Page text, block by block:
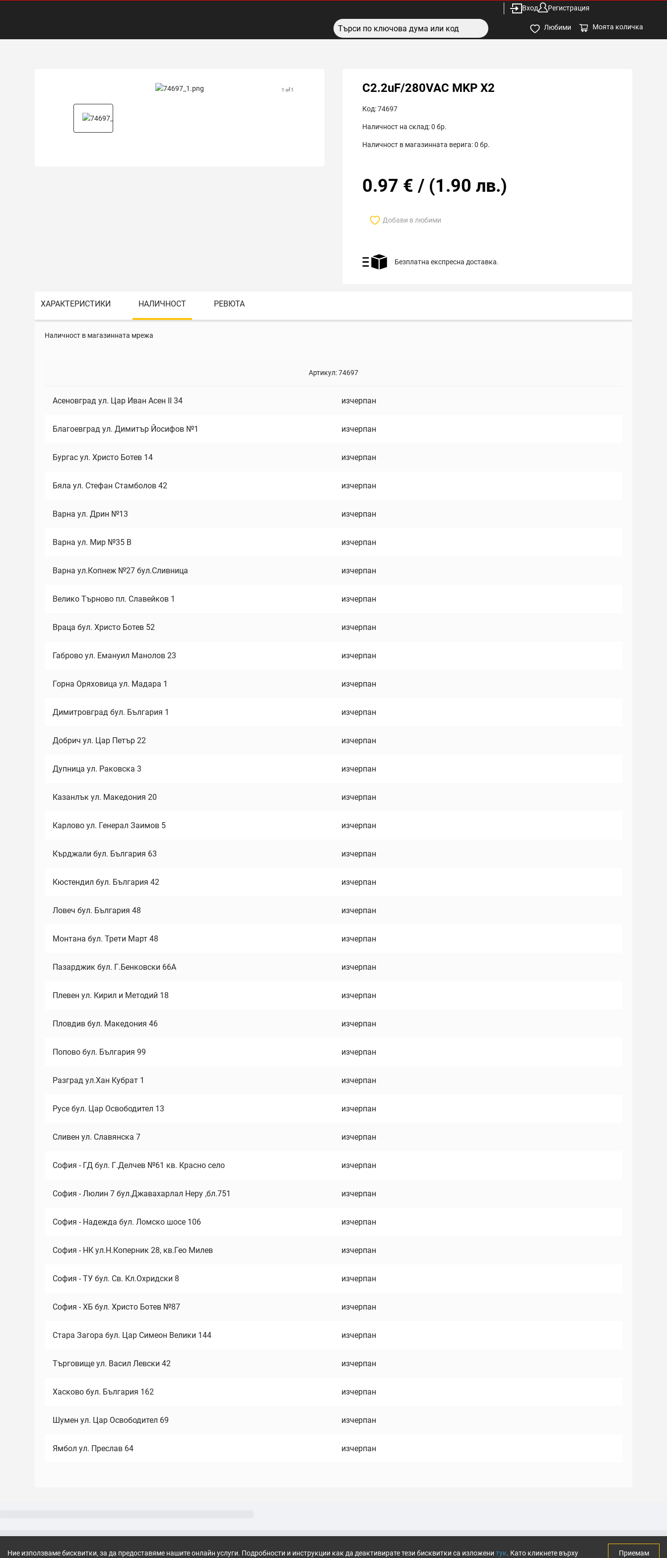
Вход Регистрация
Любими Моята количка
1 of 1 C2.2uF/280VAC MKP X2
Код:74697
Наличност на склад:0 бр.
Наличност в магазинната верига:0 бр.
0.97 € / (1.90 лв.)
Добави в любими
Безплатна експресна доставка.
ХАРАКТЕРИСТИКИ НАЛИЧНОСТ РЕВЮТА
Наличност в магазинната мрежа
Артикул:74697
Асеновград ул. Цар Иван Асен II 34 изчерпан
Благоевград ул. Димитър Йосифов №1 изчерпан
Бургас ул. Христо Ботев 14 изчерпан
Бяла ул. Стефан Стамболов 42 изчерпан
Варна ул. Дрин №13 изчерпан
Варна ул. Мир №35 В изчерпан
Варна ул.Копнеж №27 бул.Сливница изчерпан
Велико Търново пл. Славейков 1 изчерпан
Враца бул. Христо Ботев 52 изчерпан
Габрово ул. Емануил Манолов 23 изчерпан
Горна Оряховица ул. Мадара 1 изчерпан
Димитровград бул. България 1 изчерпан
Добрич ул. Цар Петър 22 изчерпан
Дупница ул. Раковска 3 изчерпан
Казанлък ул. Македония 20 изчерпан
Карлово ул. Генерал Заимов 5 изчерпан
Кърджали бул. България 63 изчерпан
Кюстендил бул. България 42 изчерпан
Ловеч бул. България 48 изчерпан
Монтана бул. Трети Март 48 изчерпан
Пазарджик бул. Г.Бенковски 66А изчерпан
Плевен ул. Кирил и Методий 18 изчерпан
Пловдив бул. Македония 46 изчерпан
Попово бул. България 99 изчерпан
Разград ул.Хан Кубрат 1 изчерпан
Русе бул. Цар Освободител 13 изчерпан
Сливен ул. Славянска 7 изчерпан
София - ГД бул. Г.Делчев №61 кв. Красно село изчерпан
София - Люлин 7 бул.Джавахарлал Неру ,бл.751 изчерпан
София - Надежда бул. Ломско шосе 106 изчерпан
София - НК ул.Н.Коперник 28, кв.Гео Милев изчерпан
София - ТУ бул. Св. Кл.Охридски 8 изчерпан
София - ХБ бул. Христо Ботев №87 изчерпан
Стара Загора бул. Цар Симеон Велики 144 изчерпан
Търговище ул. Васил Левски 42 изчерпан
Хасково бул. България 162 изчерпан
Шумен ул. Цар Освободител 69 изчерпан
Ямбол ул. Преслав 64 изчерпан
Ние използваме бисквитки, за да предоставяме нашите онлайн услуги. Подробности и инструкции как да деактивирате тези бисквитки са изложени тук. Като кликнете върху Приемам